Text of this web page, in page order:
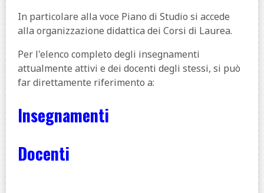
In particolare alla voce Piano di Studio si accede
alla organizzazione didattica dei Corsi di Laurea.
Per l'elenco completo degli insegnamenti
attualmente attivi e dei docenti degli stessi, si può
far direttamente riferimento a:
Insegnamenti
Docenti